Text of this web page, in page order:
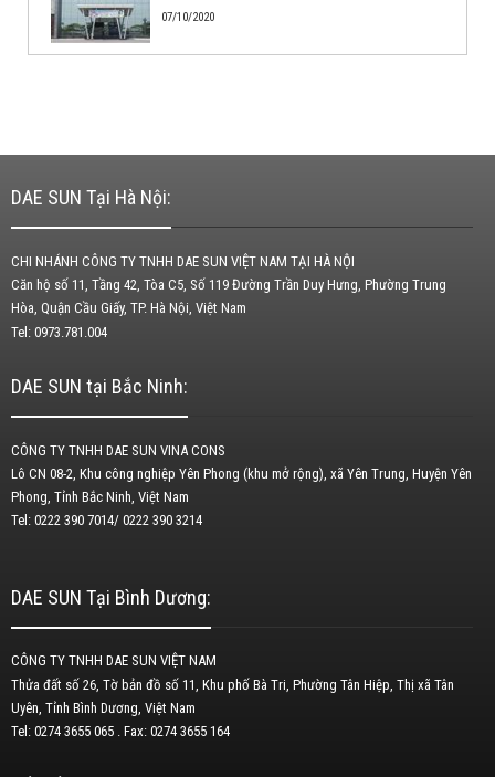
07/10/2020
DAE SUN Tại Hà Nội:
CHI NHÁNH CÔNG TY TNHH DAE SUN VIỆT NAM TẠI HÀ NỘI
Căn hộ số 11, Tầng 42, Tòa C5, Số 119 Đường Trần Duy Hưng, Phường Trung
Hòa, Quận Cầu Giấy, TP. Hà Nội, Việt Nam
Tel: 0973.781.004
DAE SUN tại Bắc Ninh:
CÔNG TY TNHH DAE SUN VINA CONS
Lô CN 08-2, Khu công nghiệp Yên Phong (khu mở rộng), xã Yên Trung, Huyện Yên
Phong, Tỉnh Bắc Ninh, Việt Nam
Tel: 0222 390 7014/ 0222 390 3214
DAE SUN Tại Bình Dương:
CÔNG TY TNHH DAE SUN VIỆT NAM
Thửa đất số 26, Tờ bản đồ số 11, Khu phố Bà Tri, Phường Tân Hiệp, Thị xã Tân
Uyên, Tỉnh Bình Dương, Việt Nam
Tel: 0274 3655 065 . Fax: 0274 3655 164